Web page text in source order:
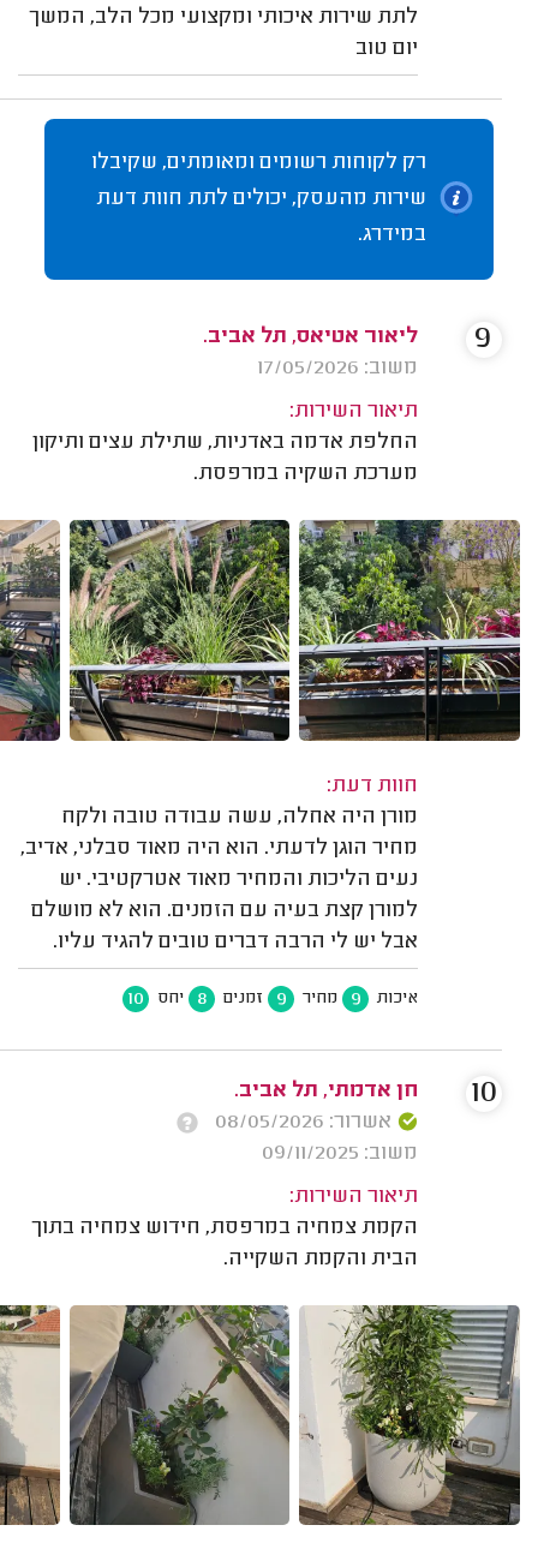
לתת שירות איכותי ומקצועי מכל הלב, המשך
יום טוב
רק לקוחות רשומים ומאומתים, שקיבלו
שירות מהעסק, יכולים לתת חוות דעת
במידרג.
ליאור אטיאס, תל אביב.
משוב: 17/05/2026
תיאור השירות:
החלפת אדמה באדניות, שתילת עצים ותיקון
מערכת השקיה במרפסת.
חוות דעת:
מורן היה אחלה, עשה עבודה טובה ולקח
מחיר הוגן לדעתי. הוא היה מאוד סבלני, אדיב,
נעים הליכות והמחיר מאוד אטרקטיבי. יש
למורן קצת בעיה עם הזמנים. הוא לא מושלם
אבל יש לי הרבה דברים טובים להגיד עליו.
איכות 9 מחיר 9 זמנים 8 יחס 10
9
חן אדמתי, תל אביב.
אשרור: 08/05/2026
משוב: 09/11/2025
תיאור השירות:
הקמת צמחיה במרפסת, חידוש צמחיה בתוך
הבית והקמת השקייה.
10